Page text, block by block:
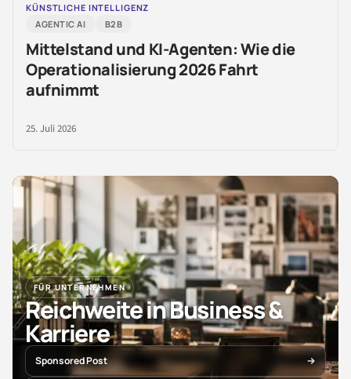
KÜNSTLICHE INTELLIGENZ
AGENTIC AI
B2B
Mittelstand und KI-Agenten: Wie die
Operationalisierung 2026 Fahrt
aufnimmt
25. Juli 2026
FÜR UNTERNEHMEN
Reichweite in Business &
Karriere
Sponsored Post